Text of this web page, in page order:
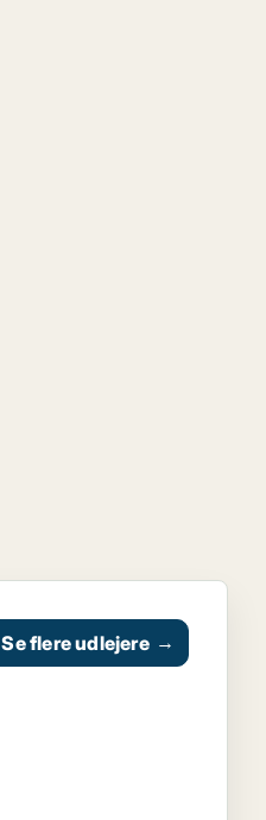
Se flere udlejere →